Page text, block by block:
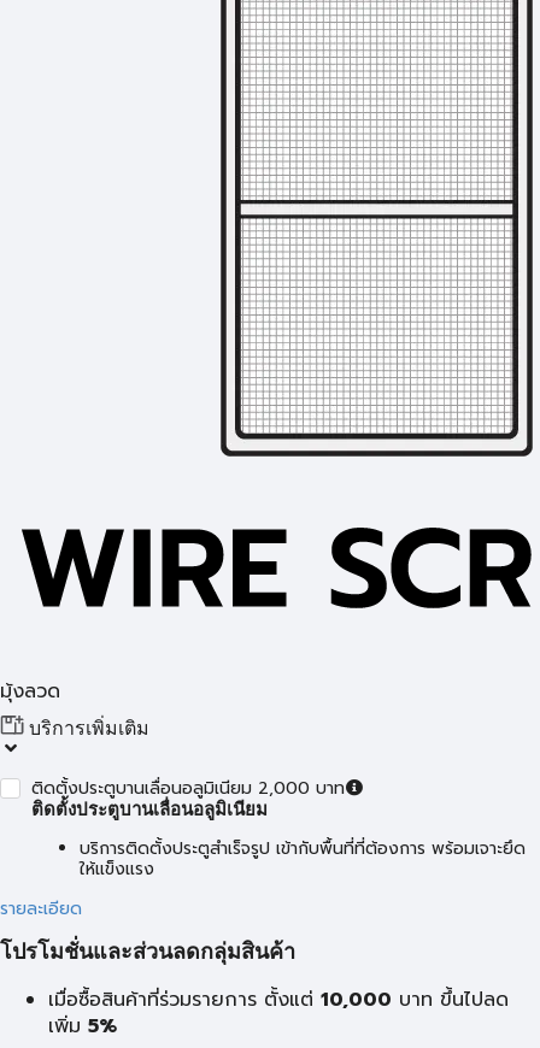
มุ้งลวด
บริการเพิ่มเติม
ติดตั้งประตูบานเลื่อนอลูมิเนียม 2,000 บาท
ติดตั้งประตูบานเลื่อนอลูมิเนียม
บริการติดตั้งประตูสำเร็จรูป เข้ากับพื้นที่ที่ต้องการ พร้อมเจาะยึด
ให้แข็งแรง
รายละเอียด
โปรโมชั่นและส่วนลดกลุ่มสินค้า
เมื่อซื้อสินค้าที่ร่วมรายการ ตั้งแต่ 10,000 บาท ขึ้นไปลด
เพิ่ม 5%